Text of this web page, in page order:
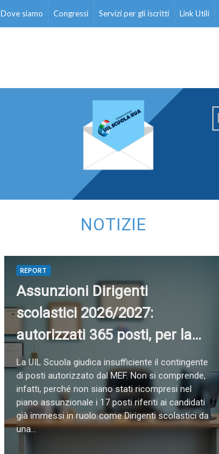
Dove siamo Congressi Servizi per gli iscritti Link Utili
NOTIZIE
REPORT
Assunzioni Dirigenti
scolastici 2026/2027:
autorizzati 365 posti, per la
UIL Scuola contingente
insufficiente
La UIL Scuola giudica insufficiente il contingente
di posti autorizzato dal MEF. Non si comprende,
infatti, perché non siano stati ricompresi nel
piano assunzionale i 17 posti riferiti ai candidati
già immessi in ruolo come Dirigenti scolastici da
una...